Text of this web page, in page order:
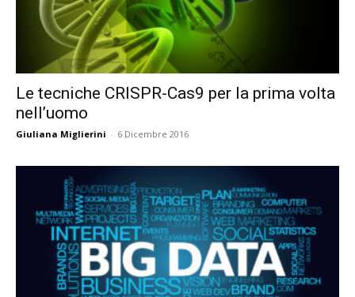
Le tecniche CRISPR-Cas9 per la prima volta
nell’uomo
Giuliana Miglierini - 6 Dicembre 2016